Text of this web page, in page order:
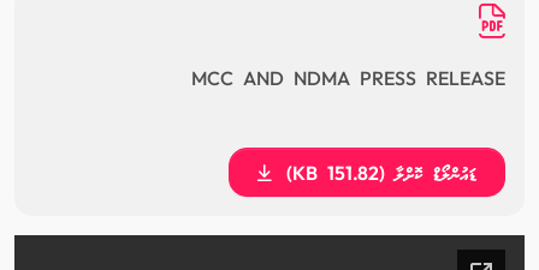
MCC AND NDMA PRESS RELEASE
ޑައުންލޯޑް ކޮށްލާ (151.82 KB)